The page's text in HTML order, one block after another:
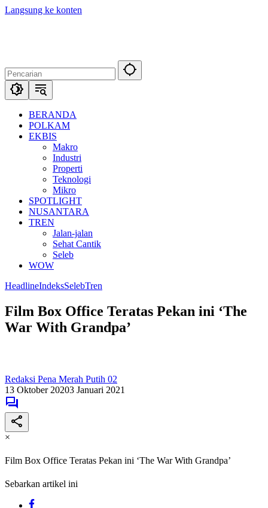
Langsung ke konten
BERANDA
POLKAM
EKBIS
Makro
Industri
Properti
Teknologi
Mikro
SPOTLIGHT
NUSANTARA
TREN
Jalan-jalan
Sehat Cantik
Seleb
WOW
HeadlineIndeksSelebTren
Film Box Office Teratas Pekan ini ‘The
War With Grandpa’
Redaksi Pena Merah Putih 02
13 Oktober 20203 Januari 2021
×
Film Box Office Teratas Pekan ini ‘The War With Grandpa’
Sebarkan artikel ini